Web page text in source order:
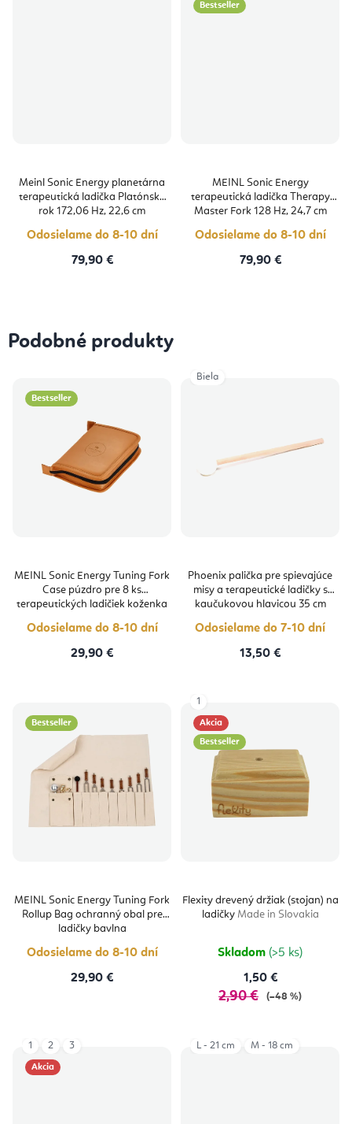
Meinl Sonic Energy planetárna
terapeutická ladička Platónsky
rok 172,06 Hz, 22,6 cm
Odosielame do 8-10 dní
79,90 €
Bestseller
MEINL Sonic Energy
terapeutická ladička Therapy
Master Fork 128 Hz, 24,7 cm
Odosielame do 8-10 dní
79,90 €
Podobné produkty
Bestseller
MEINL Sonic Energy Tuning Fork
Case púzdro pre 8 ks
terapeutických ladičiek koženka
Odosielame do 8-10 dní
29,90 €
Phoenix palička pre spievajúce
misy a terapeutické ladičky s
kaučukovou hlavicou 35 cm
Odosielame do 7-10 dní
13,50 €
Biela
Bestseller
MEINL Sonic Energy Tuning Fork
Rollup Bag ochranný obal pre
ladičky bavlna
Odosielame do 8-10 dní
29,90 €
Akcia
Bestseller
Flexity drevený držiak (stojan) na
ladičky Made in Slovakia
Skladom (>5 ks)
1,50 €
2,90 € (–48 %)
1
Akcia
1 2 3 L - 21 cm M - 18 cm